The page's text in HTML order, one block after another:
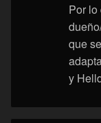
Por lo
que
y